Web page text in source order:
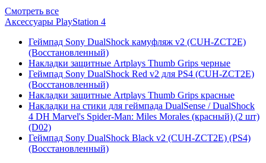
Смотреть все
Аксессуары PlayStation 4
Геймпад Sony DualShock камуфляж v2 (CUH-ZCT2E)
(Восстановленный)
Накладки защитные Artplays Thumb Grips черные
Геймпад Sony DualShock Red v2 для PS4 (CUH-ZCT2E)
(Восстановленный)
Накладки защитные Artplays Thumb Grips красные
Накладки на стики для геймпада DualSense / DualShock
4 DH Marvel's Spider-Man: Miles Morales (красный) (2 шт)
(D02)
Геймпад Sony DualShock Black v2 (CUH-ZCT2E) (PS4)
(Восстановленный)